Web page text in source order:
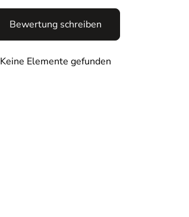
Bewertung schreiben
Keine Elemente gefunden